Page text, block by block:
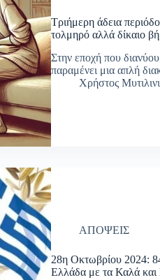
Τριήμερη άδεια
τολμηρό αλλά δίκαιο
Στην εποχή που
παραμένει μια απλή
Χρήστος
ΑΠΟΨΕΙΣ
28η Οκτωβρίου 2024:
Ελλάδα με τα Καλά και